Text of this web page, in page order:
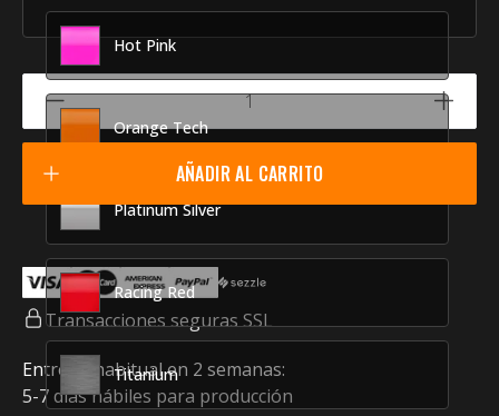
Hot Pink
Orange Tech
Platinum Silver
Racing Red
Titanium
AÑADIR AL CARRITO
Transacciones seguras SSL
Entrega habitual en 2 semanas:
5-7 días hábiles para producción